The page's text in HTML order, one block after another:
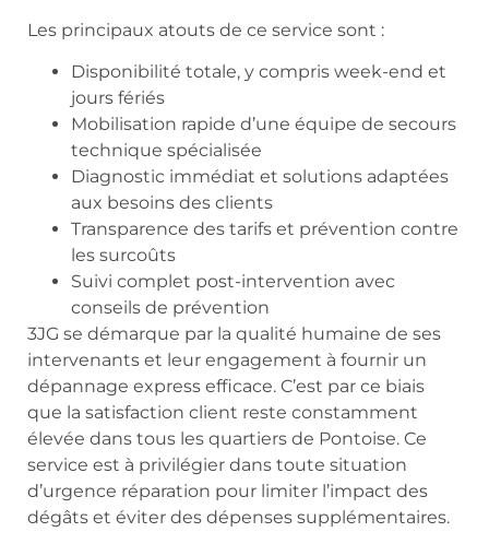
Les principaux atouts de ce service sont :
Disponibilité totale, y compris week-end et
jours fériés
Mobilisation rapide d’une équipe de secours
technique spécialisée
Diagnostic immédiat et solutions adaptées
aux besoins des clients
Transparence des tarifs et prévention contre
les surcoûts
Suivi complet post-intervention avec
conseils de prévention
3JG se démarque par la qualité humaine de ses
intervenants et leur engagement à fournir un
dépannage express efficace. C’est par ce biais
que la satisfaction client reste constamment
élevée dans tous les quartiers de Pontoise. Ce
service est à privilégier dans toute situation
d’urgence réparation pour limiter l’impact des
dégâts et éviter des dépenses supplémentaires.